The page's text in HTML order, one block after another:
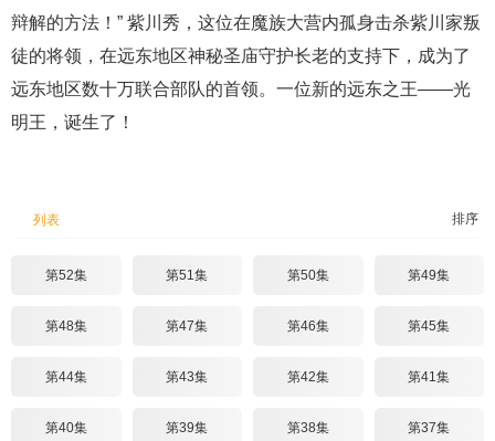
辩解的方法！” 紫川秀，这位在魔族大营内孤身击杀紫川家叛
徒的将领，在远东地区神秘圣庙守护长老的支持下，成为了
远东地区数十万联合部队的首领。一位新的远东之王——光
明王，诞生了！
排序
列表
第52集 第51集 第50集 第49集
第48集 第47集 第46集 第45集
第44集 第43集 第42集 第41集
第40集 第39集 第38集 第37集